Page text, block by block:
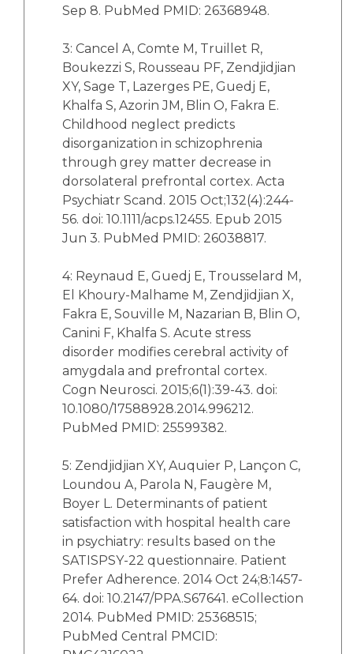
Sep 8. PubMed PMID: 26368948.
3: Cancel A, Comte M, Truillet R,
Boukezzi S, Rousseau PF, Zendjidjian
XY, Sage T, Lazerges PE, Guedj E,
Khalfa S, Azorin JM, Blin O, Fakra E.
Childhood neglect predicts
disorganization in schizophrenia
through grey matter decrease in
dorsolateral prefrontal cortex. Acta
Psychiatr Scand. 2015 Oct;132(4):244-
56. doi: 10.1111/acps.12455. Epub 2015
Jun 3. PubMed PMID: 26038817.
4: Reynaud E, Guedj E, Trousselard M,
El Khoury-Malhame M, Zendjidjian X,
Fakra E, Souville M, Nazarian B, Blin O,
Canini F, Khalfa S. Acute stress
disorder modifies cerebral activity of
amygdala and prefrontal cortex.
Cogn Neurosci. 2015;6(1):39-43. doi:
10.1080/17588928.2014.996212.
PubMed PMID: 25599382.
5: Zendjidjian XY, Auquier P, Lançon C,
Loundou A, Parola N, Faugère M,
Boyer L. Determinants of patient
satisfaction with hospital health care
in psychiatry: results based on the
SATISPSY-22 questionnaire. Patient
Prefer Adherence. 2014 Oct 24;8:1457-
64. doi: 10.2147/PPA.S67641. eCollection
2014. PubMed PMID: 25368515;
PubMed Central PMCID: